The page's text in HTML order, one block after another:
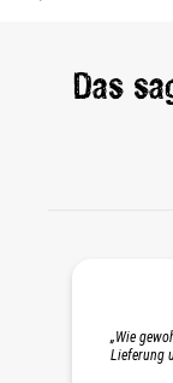
Das
„Wie
Lieferung